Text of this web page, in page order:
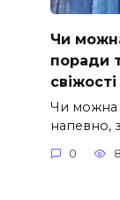
Чи
поради
свіжості
Чи можна
напевно,
0